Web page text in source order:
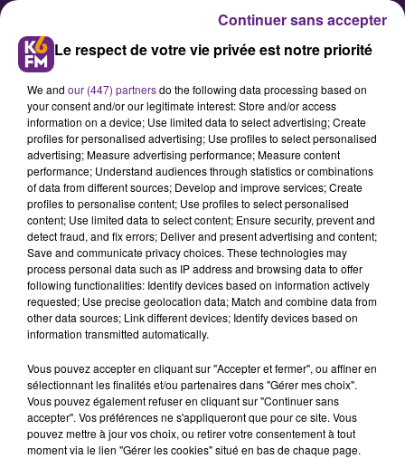
Le bÅ?uf bourguignon, plat
franà§ais préféré dans
l'hexagone
Le boeuf bourguignon arrive en
tête des plats français préférés
dans l'Hexagone cette année, selon
et le Printemps de l'Optimisme. Il
est &nbsp;ex-équo avec la
blanquette de veau, 31% des
français interrogés l'ont cité parmi
Le respect de votre vie privée est notre priorité
We and our (447) partnersdo the following data processing based on
your consent and/or our legitimate interest: Store and/or access
information on a device; Use limited data to select advertising; Create
profiles for personalised advertising; Use profiles to select personalised
advertising; Measure advertising performance; Measure content
performance; Understand audiences through statistics or combinations
of data from different sources; Develop and improve services; Create
profiles to personalise content; Use profiles to select personalised
content; Use limited data to select content; Ensure security, prevent and
detect fraud, and fix errors; Deliver and present advertising and content;
Save and communicate privacy choices. These technologies may
process personal data such as IP address and browsing data to offer
following functionalities: Identify devices based on information actively
requested; Use precise geolocation data; Match and combine data from
other data sources; Link different devices; Identify devices based on
information transmitted automatically.
Vous pouvez accepter en cliquant sur "Accepter et fermer", ou affiner en
sélectionnant les finalités et/ou partenaires dans "Gérer mes choix".
Vous pouvez également refuser en cliquant sur "Continuer sans
accepter". Vos préférences ne s'appliqueront que pour ce site. Vous
pouvez mettre à jour vos choix, ou retirer votre consentement à tout
moment via le lien "Gérer les cookies" situé en bas de chaque page.
Continuer sans accepter